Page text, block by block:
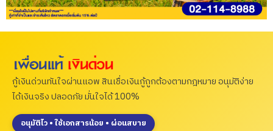
กู้เงินด่วนทันใจผ่านแอพ สินเชื่อเงินกู้ถูกต้องตามกฎหมาย อนุมัติง่าย
ได้เงินจริง ปลอดภัย มั่นใจได้ 100%
อนุมัติไว • ใช้เอกสารน้อย • ผ่อนสบาย